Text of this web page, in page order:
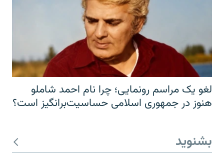
لغو یک مراسم رونمایی؛ چرا نام احمد شاملو
هنوز در جمهوری اسلامی حساسیت‌برانگیز است؟
بشنوید